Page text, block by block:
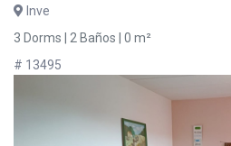
Inve
3 Dorms | 2 Baños | 0 m²
# 13495